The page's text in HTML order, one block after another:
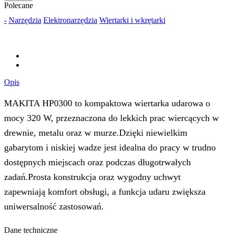
Polecane
- Narzędzia Elektronarzędzia Wiertarki i wkrętarki
Opis
MAKITA HP0300 to kompaktowa wiertarka udarowa o
mocy 320 W, przeznaczona do lekkich prac wiercących w
drewnie, metalu oraz w murze.Dzięki niewielkim
gabarytom i niskiej wadze jest idealna do pracy w trudno
dostępnych miejscach oraz podczas długotrwałych
zadań.Prosta konstrukcja oraz wygodny uchwyt
zapewniają komfort obsługi, a funkcja udaru zwiększa
uniwersalność zastosowań.
Dane techniczne